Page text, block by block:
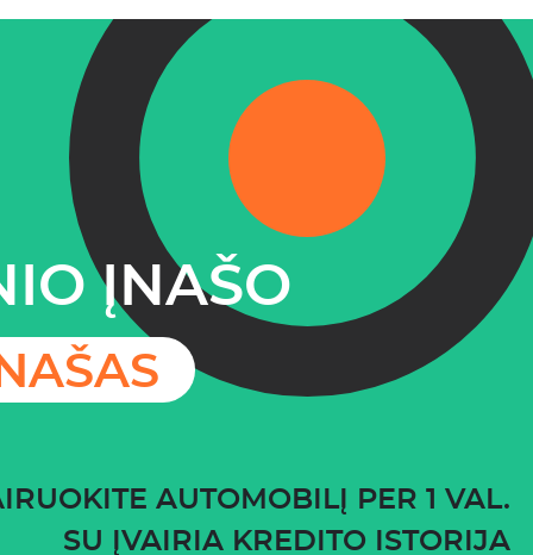
ĮNAŠO
AUTOMOBILĮ PER 1 VAL.
SU ĮVAIRIA KREDITO ISTORIJA